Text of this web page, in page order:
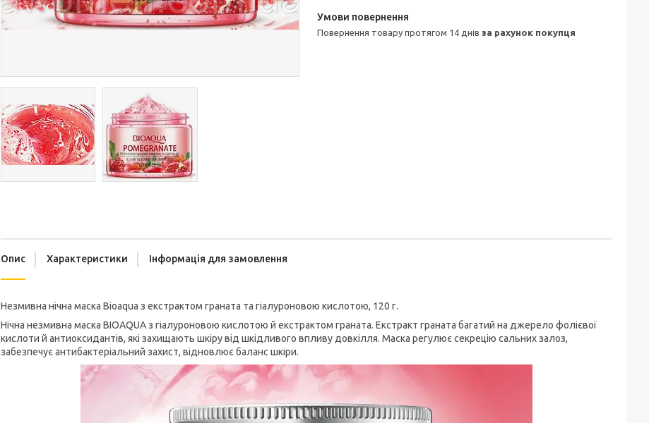
повернення товару протягом 14 днів за рахунок покупця
Опис Характеристики Інформація для замовлення
Незмивна нічна маска Bioaqua з екстрактом граната та гіалуроновою кислотою, 120 г.
Нічна незмивна маска BIOAQUA з гіалуроновою кислотою й екстрактом граната. Екстракт граната багатий на джерело фолієвої
кислоти й антиоксидантів, які захищають шкіру від шкідливого впливу довкілля. Маска регулює секрецію сальних залоз,
забезпечує антибактеріальний захист, відновлює баланс шкіри.